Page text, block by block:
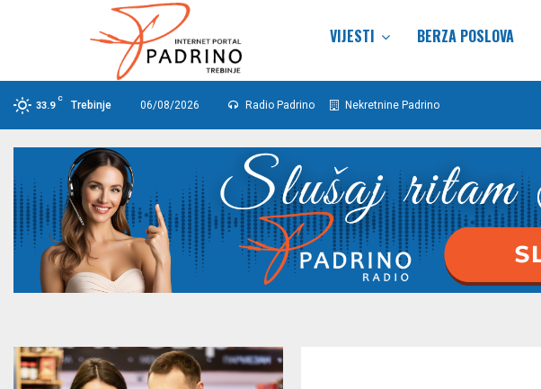
VIJESTI BERZA POSLOVA
33.9
C
Trebinje 06/08/2026 Radio Padrino Nekretnine Padrino